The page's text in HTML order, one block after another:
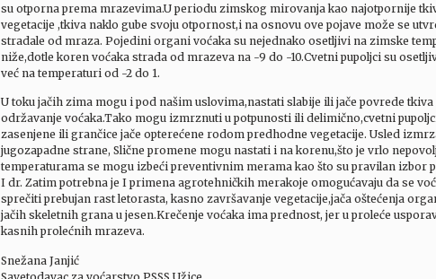
su otporna prema mrazevima.U periodu zimskog mirovanja kao najotpornije
vegetacije ,tkiva naklo gube svoju otpornost,i na osnovu ove pojave može se
stradale od mraza. Pojedini organi voćaka su nejednako osetljivi na zimske
niže,dotle koren voćaka strada od mrazeva na -9 do -10.Cvetni pupoljci su
već na temperaturi od -2 do 1.
U toku jačih zima mogu i pod našim uslovima,nastati slabije ili jače povrede
održavanje voćaka.Tako mogu izmrznuti u potpunosti ili delimično,cvetni
zasenjene ili grančice jače opterećene rodom predhodne vegetacije. Usled
jugozapadne strane, Slične promene mogu nastati i na korenu,što je vrlo
temperaturama se mogu izbeći preventivnim merama kao što su pravilan
I dr. Zatim potrebna je I primena agrotehničkih merakoje omogućavaju da se
sprečiti prebujan rast letorasta, kasno završavanje vegetacije,jača oštećenja
jačih skeletnih grana u jesen.Krečenje voćaka ima prednost, jer u proleće
kasnih prolećnih mrazeva.
Snežana Janjić